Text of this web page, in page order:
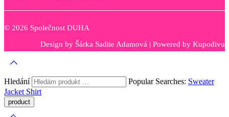
© 2026 Společnost DUHA
Design by Šárka Sadiie Adamová | Powered by Kupodivu
Hledání Popular Searches: Sweater
Jacket Shirt